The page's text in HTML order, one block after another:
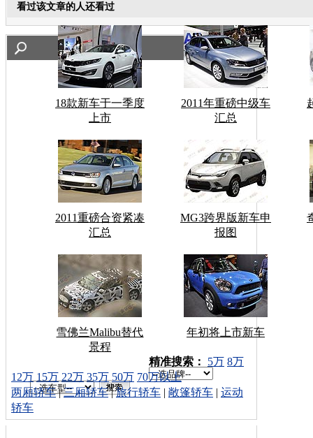
看过该文章的人还看过
18款新车于一季度
上市
2011年重磅中级车
汇总
2011重磅合资紧凑
汇总
MG3跨界版新车申
报图
雪佛兰Malibu替代
景程
年初将上市新车
车型搜索：
精准搜索： 5万 8万
12万 15万 22万 35万 50万 70万以上
两厢轿车|三厢轿车|旅行轿车 | 敞篷轿车 | 运动
轿车